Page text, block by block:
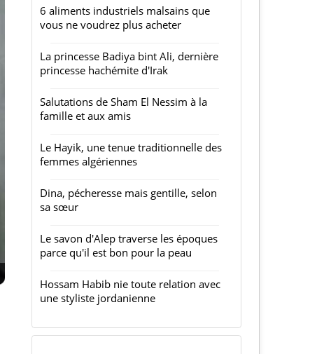
6 aliments industriels malsains que
vous ne voudrez plus acheter
La princesse Badiya bint Ali, dernière
princesse hachémite d'Irak
Salutations de Sham El Nessim à la
famille et aux amis
Le Hayik, une tenue traditionnelle des
femmes algériennes
Dina, pécheresse mais gentille, selon
sa sœur
Le savon d'Alep traverse les époques
parce qu'il est bon pour la peau
Hossam Habib nie toute relation avec
une styliste jordanienne